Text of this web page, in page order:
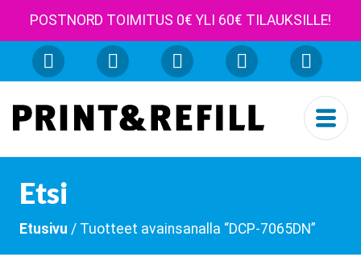
POSTNORD TOIMITUS 0€ YLI 60€ TILAUKSILLE!
Etsi
Etusivu / Tuotteet avainsanalla “DCP-7065DN”